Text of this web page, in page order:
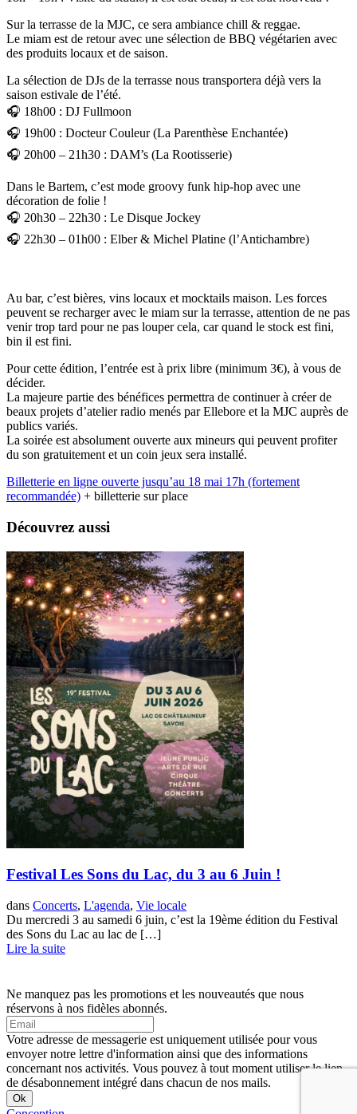
Sur la terrasse de la MJC, ce sera ambiance chill & reggae.
Le miam est de retour avec une sélection de BBQ végétarien avec
des produits locaux et de saison.
La sélection de DJs de la terrasse nous transportera déjà vers la
saison estivale de l’été.
🎧 18h00 : DJ Fullmoon
🎧 19h00 : Docteur Couleur (La Parenthèse Enchantée)
🎧 20h00 – 21h30 : DAM’s (La Rootisserie)
Dans le Bartem, c’est mode groovy funk hip-hop avec une
décoration de folie !
🎧 20h30 – 22h30 : Le Disque Jockey
🎧 22h30 – 01h00 : Elber & Michel Platine (l’Antichambre)
Au bar, c’est bières, vins locaux et mocktails maison. Les forces
peuvent se recharger avec le miam sur la terrasse, attention de ne pas
venir trop tard pour ne pas louper cela, car quand le stock est fini,
bin il est fini.
Pour cette édition, l’entrée est à prix libre (minimum 3€), à vous de
décider.
La majeure partie des bénéfices permettra de continuer à créer de
beaux projets d’atelier radio menés par Ellebore et la MJC auprès de
publics variés.
La soirée est absolument ouverte aux mineurs qui peuvent profiter
du son gratuitement et un coin jeux sera installé.
Billetterie en ligne ouverte jusqu’au 18 mai 17h (fortement
recommandée) + billetterie sur place
Découvrez aussi
Festival Les Sons du Lac, du 3 au 6 Juin !
dans Concerts, L'agenda, Vie locale
Du mercredi 3 au samedi 6 juin, c’est la 19ème édition du Festival
des Sons du Lac au lac de […]
Lire la suite
Ne manquez pas les promotions et les nouveautés que nous
réservons à nos fidèles abonnés.
Votre adresse de messagerie est uniquement utilisée pour vous
envoyer notre lettre d'information ainsi que des informations
concernant nos activités. Vous pouvez à tout moment utiliser le lien
de désabonnement intégré dans chacun de nos mails.